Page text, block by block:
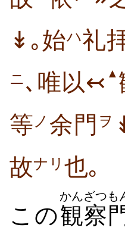
↡｡始ハ礼
ニ､唯以↢ ▲
等 ノ 余門 ヲ
故ナリ 也｡
この観察
かんざつも